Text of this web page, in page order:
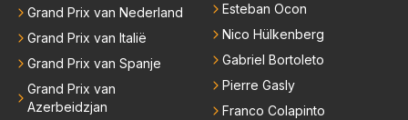
Grand Prix van Nederland
Grand Prix van Italië
Grand Prix van Spanje
Grand Prix van
Azerbeidzjan
Esteban Ocon
Nico Hülkenberg
Gabriel Bortoleto
Pierre Gasly
Franco Colapinto